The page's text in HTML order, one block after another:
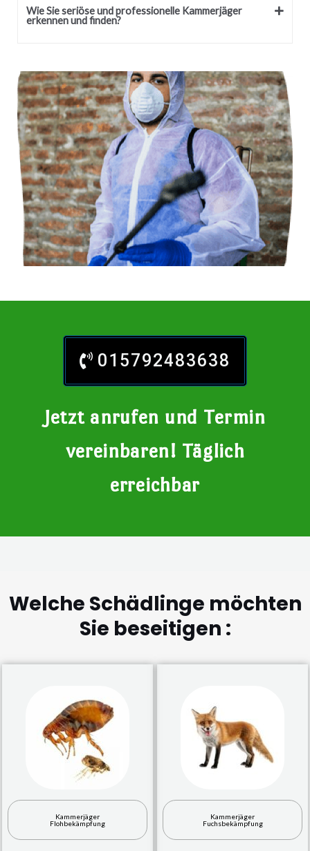
Wie Sie seriöse und professionelle Kammerjäger
erkennen und finden?
015792483638
Jetzt anrufen und Termin
vereinbaren! Täglich
erreichbar
Welche Schädlinge möchten
Sie beseitigen :
Kammerjäger
Flohbekämpfung
Kammerjäger
Fuchsbekämpfung